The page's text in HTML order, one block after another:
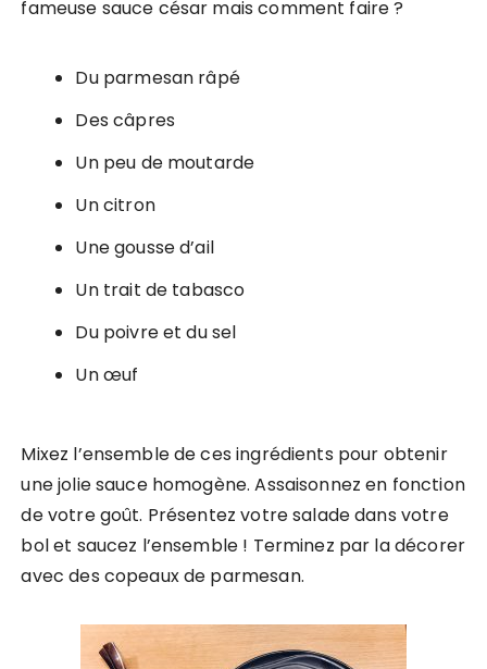
fameuse sauce césar mais comment faire ?
Du parmesan râpé
Des câpres
Un peu de moutarde
Un citron
Une gousse d’ail
Un trait de tabasco
Du poivre et du sel
Un œuf
Mixez l’ensemble de ces ingrédients pour obtenir
une jolie sauce homogène. Assaisonnez en fonction
de votre goût. Présentez votre salade dans votre
bol et saucez l’ensemble ! Terminez par la décorer
avec des copeaux de parmesan.